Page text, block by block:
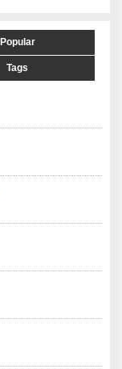
Popular
Tags